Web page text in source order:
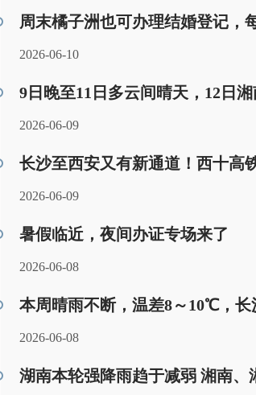
周末橘子洲也可办理结婚登记，
2026-06-10
9日晚至11日多云间晴天，12日
2026-06-09
长沙至西安又有新通道！西十高
2026-06-09
暑假临近，夜间办证专场来了
2026-06-08
本周晴雨不断，温差8～10℃，
2026-06-08
湖南本轮强降雨趋于减弱 湘南、